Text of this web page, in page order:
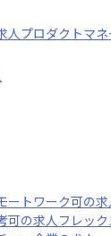
人プロダクトマ
ートワーク可の求
可の求人フレッ